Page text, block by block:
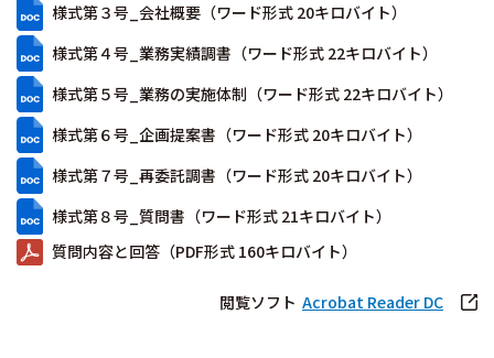
様式第３号_会社概要（ワード形式 20キロバイト）
様式第４号_業務実績調書（ワード形式 22キロバイト）
様式第５号_業務の実施体制（ワード形式 22キロバイト）
様式第６号_企画提案書（ワード形式 20キロバイト）
様式第７号_再委託調書（ワード形式 20キロバイト）
様式第８号_質問書（ワード形式 21キロバイト）
質問内容と回答（PDF形式 160キロバイト）
閲覧ソフト Acrobat Reader DC